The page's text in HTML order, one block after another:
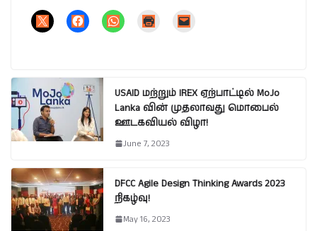
USAID மற்றும் IREX ஏற்பாட்டில் MoJo
Lanka வின் முதலாவது மொபைல்
ஊடகவியல் விழா!
June 7, 2023
DFCC Agile Design Thinking Awards 2023
நிகழ்வு!
May 16, 2023